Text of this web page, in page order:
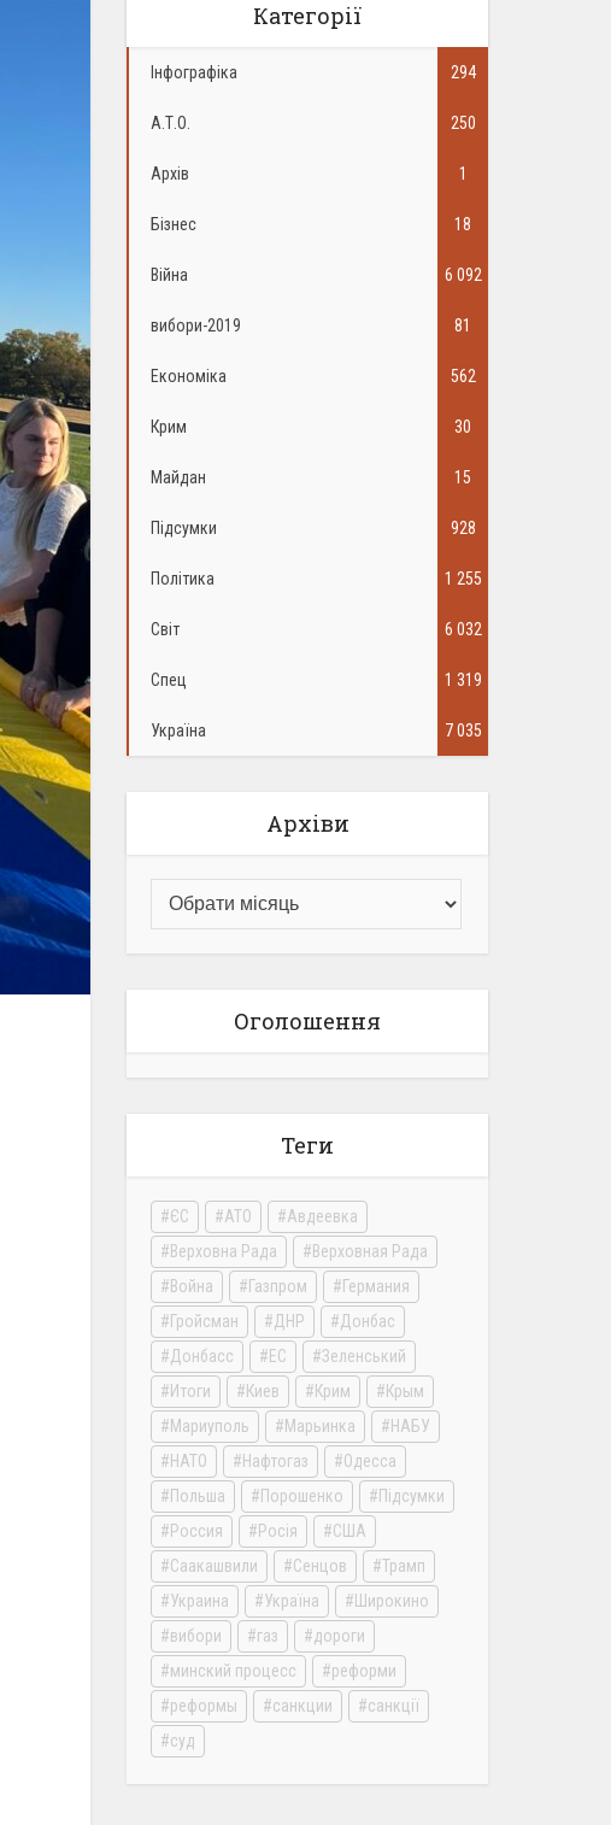
Категорії
Інфографіка 294
А.Т.О. 250
Архів 1
Бізнес 18
Війна 6 092
вибори-2019 81
Економіка 562
Крим 30
Майдан 15
Підсумки 928
Політика 1 255
Світ 6 032
Спец 1 319
Україна 7 035
Архіви
Оголошення
Теги
ЄС АТО
Авдеевка
Верховна Рада
Верховная Рада
Война
Газпром
Германия
Гройсман
ДНР
Донбас
Донбасс
ЕС
Зеленський
Итоги
Киев Крим
Крым
Мариуполь
Марьинка
НАБУ
НАТО
Нафтогаз
Одесса
Польша
Порошенко
Підсумки
Россия
Росія
США
Саакашвили
Сенцов
Трамп
Украина
Україна
Широкино
вибори
газ
дороги
минский процесс
реформи
реформы
санкции
санкції
суд